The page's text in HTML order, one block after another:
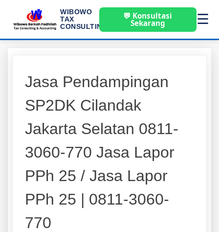
WIBOWO
TAX
CONSULTING
💬 Konsultasi
Sekarang ☰
Jasa Pendampingan
SP2DK Cilandak
Jakarta Selatan 0811-
3060-770 Jasa Lapor
PPh 25 / Jasa Lapor
PPh 25 | 0811-3060-
770